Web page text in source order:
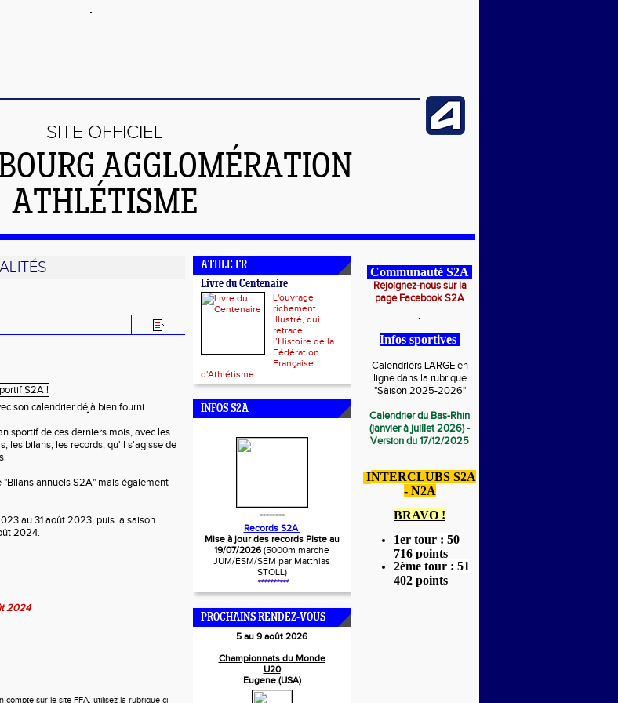
SITE OFFICIEL
AGGLOMÉRATION
ATHLÉTISME
son calendrier déjà bien fourni.
sportif de ces derniers mois, avec les
les bilans, les records, qu'il s'agisse de
annuels S2A" mais également
au 31 août 2023, puis la saison
2024.
2024
sur le site FFA, utilisez la rubrique ci-
ATHLE.FR
Livre du Centenaire
L'ouvrage
richement
illustré, qui
retrace
l’Histoire de la
Fédération
Française
d'Athlétisme.
INFOS S2A
********
Records S2A
Mise à jour des records Piste au
19/07/2026 (5000m marche
JUM/ESM/SEM par Matthias
STOLL)
**********
PROCHAINS RENDEZ-VOUS
5 au 9 août 2026
Championnats du Monde
U20
Eugene (USA)
Communauté S2A
Rejoignez-nous sur la
page Facebook S2A
Infos sportives
Calendriers LARGE en
ligne dans la rubrique
"Saison 2025-2026"
Calendrier du Bas-Rhin
(janvier à juillet 2026) -
Version du 17/12/2025
INTERCLUBS S2A
- N2A
BRAVO !
1er tour : 50
716 points
2ème tour : 51
402 points